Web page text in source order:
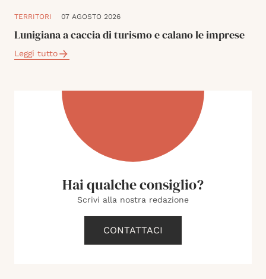
TERRITORI 07 AGOSTO 2026
Lunigiana a caccia di turismo e calano le imprese
Leggi tutto
Hai qualche consiglio?
Scrivi alla nostra redazione
CONTATTACI